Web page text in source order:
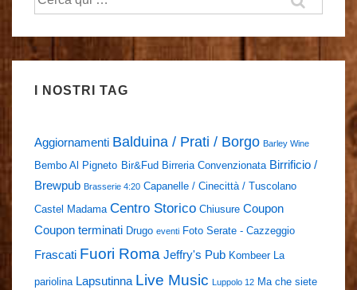
I NOSTRI TAG
Aggiornamenti Balduina / Prati / Borgo Barley Wine
Bembo Al Pigneto Bir&Fud Birreria Convenzionata Birrificio /
Brewpub Brasserie 4:20 Capanelle / Cinecittà / Tuscolano
Castel Madama Centro Storico Chiusure Coupon
Coupon terminati Drugo eventi Foto Serate - Cazzeggio
Frascati Fuori Roma Jeffry's Pub Kombeer La
pariolina Lapsutinna Live Music Luppolo 12 Ma che siete